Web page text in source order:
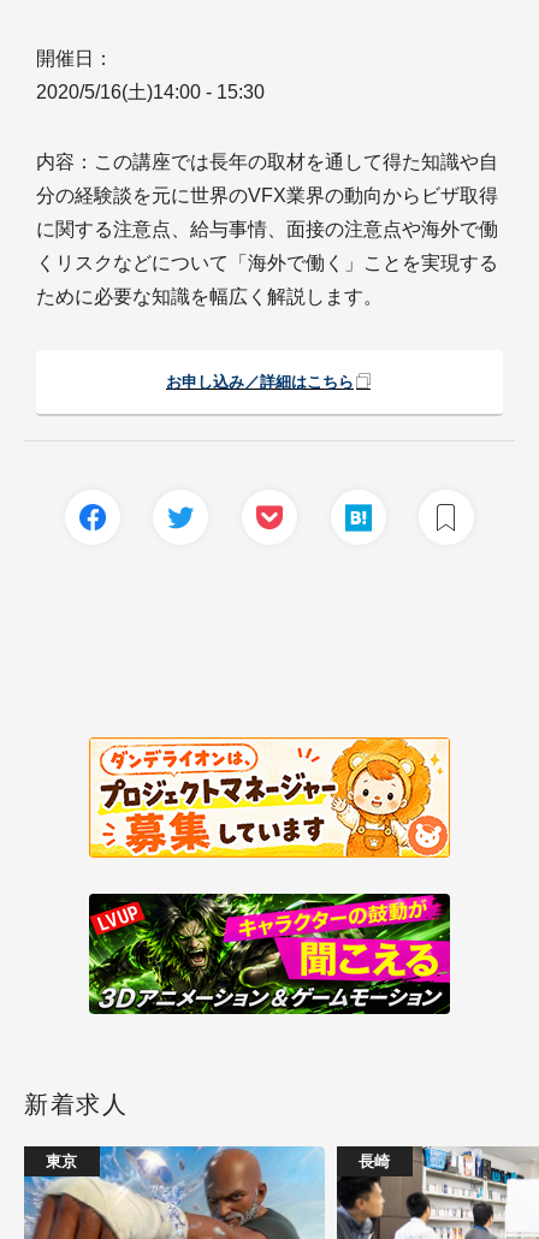
開催日：
2020/5/16(土)14:00 - 15:30
内容：この講座では長年の取材を通して得た知識や自
分の経験談を元に世界のVFX業界の動向からビザ取得
に関する注意点、給与事情、面接の注意点や海外で働
くリスクなどについて「海外で働く」ことを実現する
ために必要な知識を幅広く解説します。
お申し込み／詳細はこちら
新着求人
東京 長崎